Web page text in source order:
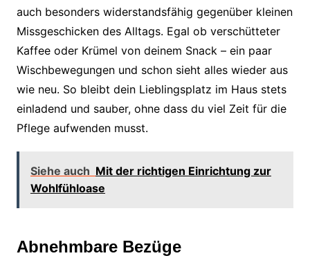
auch besonders widerstandsfähig gegenüber kleinen
Missgeschicken des Alltags. Egal ob verschütteter
Kaffee oder Krümel von deinem Snack – ein paar
Wischbewegungen und schon sieht alles wieder aus
wie neu. So bleibt dein Lieblingsplatz im Haus stets
einladend und sauber, ohne dass du viel Zeit für die
Pflege aufwenden musst.
Siehe auch Mit der richtigen Einrichtung zur
Wohlfühloase
Abnehmbare Bezüge